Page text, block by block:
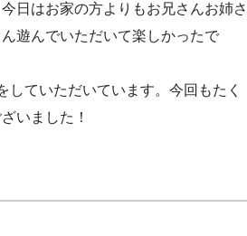
日はお家の方よりもお兄さんお姉さ
遊んでいただいて楽しかったで
ていただいています。今回もたく
いました！